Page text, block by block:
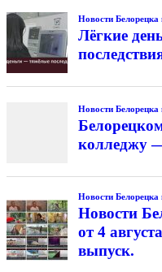
Новости Белорецка
Лёгкие
Новости Белорецка
колледжу
Новости Белорецка
Новости
от 4
выпуск.